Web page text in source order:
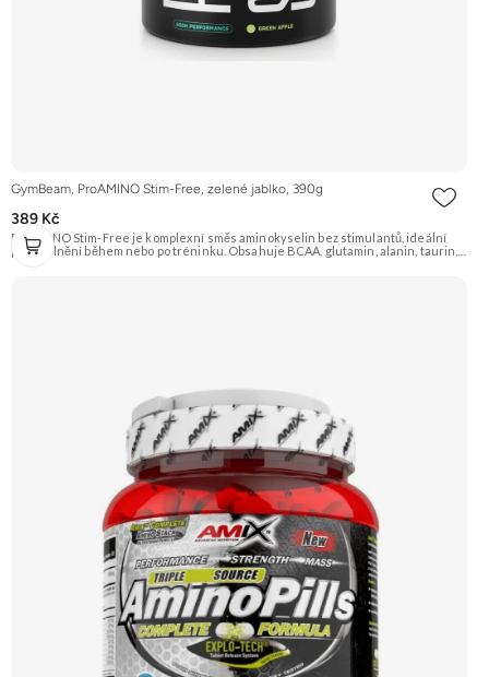
GymBeam, ProAMINO Stim-Free, zelené jablko, 390g
389 Kč
ProAMINO Stim-Free je komplexní směs aminokyselin bez stimulantů, ideální
pro doplnění během nebo po tréninku. Obsahuje BCAA, glutamin, alanin, taurin,